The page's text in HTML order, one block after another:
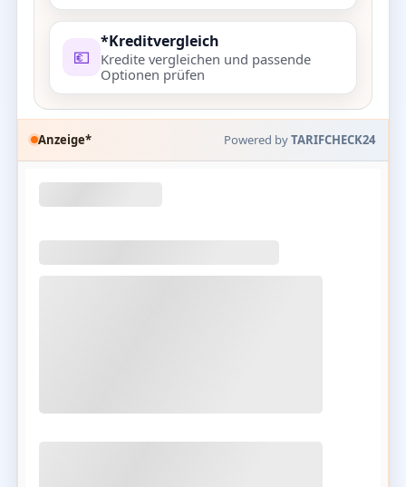
💶
*Kreditvergleich
Kredite vergleichen und passende
Optionen prüfen
Anzeige* Powered byTARIFCHECK24